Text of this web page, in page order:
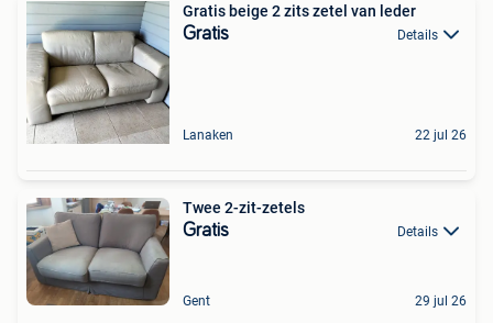
Gratis beige 2 zits zetel van leder
Gratis Details
Lanaken 22 jul 26
Twee 2-zit-zetels
Gratis Details
Gent 29 jul 26